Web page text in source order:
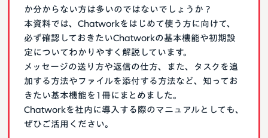
か分からない方は多いのではないでしょうか？
本資料では、Chatworkをはじめて使う方に向けて、
必ず確認しておきたいChatworkの基本機能や初期設
定についてわかりやすく解説しています。
メッセージの送り方や返信の仕方、また、タスクを追
加する方法やファイルを添付する方法など、知ってお
きたい基本機能を1冊にまとめました。
Chatworkを社内に導入する際のマニュアルとしても、
ぜひご活用ください。